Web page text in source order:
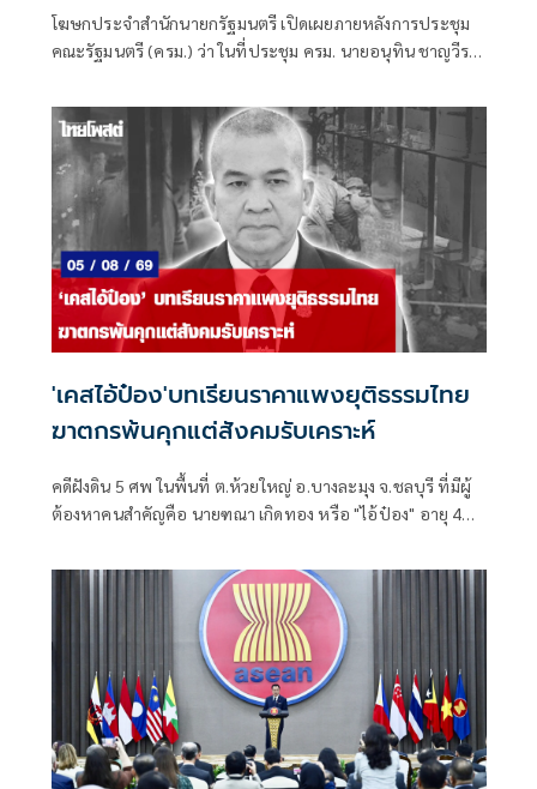
โฆษกประจำสำนักนายกรัฐมนตรี เปิดเผยภายหลังการประชุม
คณะรัฐมนตรี (ครม.) ว่า ในที่ประชุม ครม. นายอนุทิน ชาญวีร
รายงานผลการเยือนสาธารณรัฐอินโดนีเซียอย่างเป็นทางการ
ระหว่างวันที่ 3–4 สิงหาคม 2569
'เคสไอ้ป๋อง'บทเรียนราคาแพงยุติธรรมไทย
ฆาตกรพ้นคุกแต่สังคมรับเคราะห์
คดีฝังดิน 5 ศพ ในพื้นที่ ต.ห้วยใหญ่ อ.บางละมุง จ.ชลบุรี ที่มีผู้
ต้องหาคนสำคัญคือ นายฑณา เกิดทอง หรือ "ไอ้ป๋อง" อายุ 43